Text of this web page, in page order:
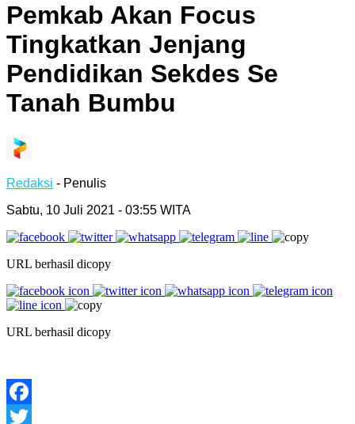
Pemkab Akan Focus
Tingkatkan Jenjang
Pendidikan Sekdes Se
Tanah Bumbu
Redaksi - Penulis
Sabtu, 10 Juli 2021 - 03:55 WITA
URL berhasil dicopy
URL berhasil dicopy
Facebook